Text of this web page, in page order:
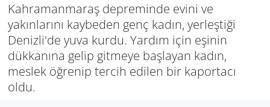
Kahramanmaraş depreminde evini ve
yakınlarını kaybeden genç kadın, yerleştiği
Denizli'de yuva kurdu. Yardım için eşinin
dükkanına gelip gitmeye başlayan kadın,
meslek öğrenip tercih edilen bir kaportacı
oldu.
Izmir
Kütahya